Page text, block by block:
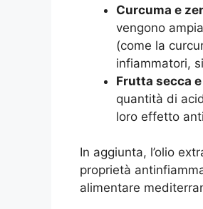
Curcuma e
vengono
(come la
infiammatori,
Frutta secca
quantità di
loro effetto
In aggiunta, l’olio
proprietà
alimentare